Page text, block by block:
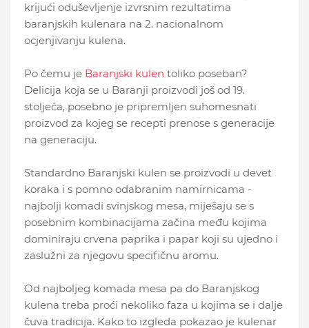
krijući oduševljenje izvrsnim rezultatima
baranjskih kulenara na 2. nacionalnom
ocjenjivanju kulena.
Po čemu je Baranjski kulen toliko poseban?
Delicija koja se u Baranji proizvodi još od 19.
stoljeća, posebno je pripremljen suhomesnati
proizvod za kojeg se recepti prenose s generacije
na generaciju.
Standardno Baranjski kulen se proizvodi u devet
koraka i s pomno odabranim namirnicama -
najbolji komadi svinjskog mesa, miješaju se s
posebnim kombinacijama začina među kojima
dominiraju crvena paprika i papar koji su ujedno i
zaslužni za njegovu specifičnu aromu.
Od najboljeg komada mesa pa do Baranjskog
kulena treba proći nekoliko faza u kojima se i dalje
čuva tradicija. Kako to izgleda pokazao je kulenar